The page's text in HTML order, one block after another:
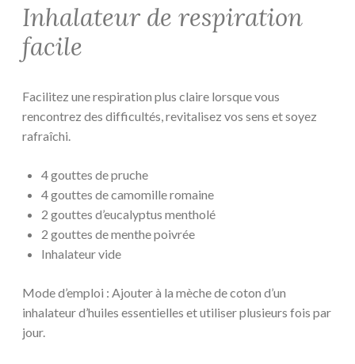
Inhalateur de respiration
facile
Facilitez une respiration plus claire lorsque vous
rencontrez des difficultés, revitalisez vos sens et soyez
rafraîchi.
4 gouttes de pruche
4 gouttes de camomille romaine
2 gouttes d’eucalyptus mentholé
2 gouttes de menthe poivrée
Inhalateur vide
Mode d’emploi : Ajouter à la mèche de coton d’un
inhalateur d’huiles essentielles et utiliser plusieurs fois par
jour.